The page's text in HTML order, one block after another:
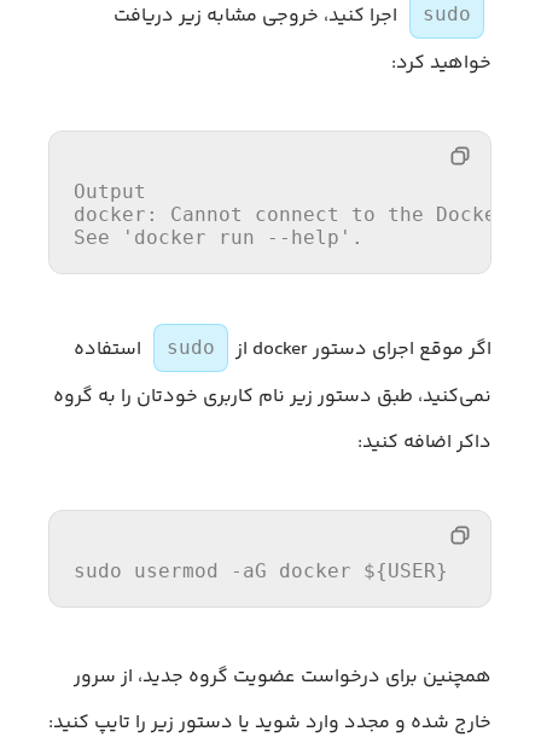
sudo
اجرا کنید، خروجی مشابه زیر دریافت
خواهید کرد:
Output
docker: Cannot connect to the Docker
See 'docker
run --help'.
اگر موقع اجرای دستور docker از sudo
استفاده
نمی‌کنید، طبق دستور زیر نام کاربری خودتان را به گروه
داکر اضافه کنید:
sudo usermod -aG docker ${USER}
همچنین برای درخواست عضویت گروه جدید، از سرور
خارج شده و مجدد وارد شوید یا دستور زیر را تایپ کنید: